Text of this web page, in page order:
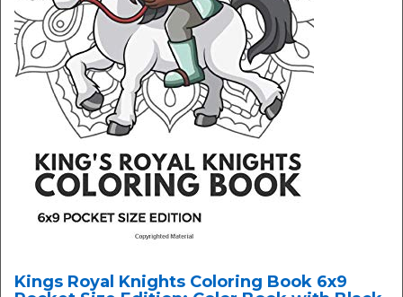
Kings Royal Knights Coloring Book 6x9